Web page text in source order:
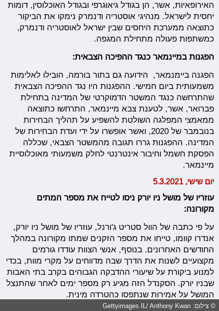
האירופאיות, אשר, הן בגודל גיאוגרפי ובגודל האוכלוסין, דומות
יחסית לישראל. מנהיגי אוסטריה ודנמרק נימקו את הביקור
כתוצאה ממערכת היחסים שבין ישראל לאוסטריה ודנמרק,
כמשתפות פעולה מתחילת המגפה.
הפגנות במיינמאר כנגד ההפיכה הצבאית:
הפגנה ביימנמאר, הידועה גם בתור בורמה, הובילו לאלימות
משמעותית ביום חמישי. ההפגנות היו נגד ההפיכה הצבאית
שהתרחשה כנגד המשטר הדמוקרטי של המדינה בתחילת
פברואר, אשר, לטענת צבא מיינמאר, התרחשו כתוצאה
ממאמצי המפלגה השולטת להשפיע על תהליך הבחירות
בנובמבר של 2020, ואשר אופשרו על ידי ועדת הבחירות של
המדינה. ההפגנות גררו תגובה מהמשטר הצבאי, שכללה
הפסקת חשמל וחיבור אינטרנטי לחלק משמעותי מאוכלוסיית
מיינמאר.
יום שישי, 5.3.2021
עוזריו של מושל ניו יורק ניסו לטייח את מספר המתים
מקורונה:
על פי כתבה של הוול סטריט ג'ורנל, עוזריו של מושל ניו יורק,
אנדרו קוומו, טייחו את מספר הזקנים שמתו מקורונה במהלך
החודשים האחרונים. בנוסף, אנשי הצוות עודדו גורמים
מקצועיים לשנות את הדרך שבה מדווחים על מקרי מוות, בכדי
למנוע ביקורת על שיעורי ההדבקה הגבוהים בקרב בתי האבות
שבניו יורק. הסקנדל הזה מגיע רק מספר ימים לאחר שהתנצל
המושל על אמירות שנתפסו כהטרדה מינית.
© צילום: Gettyimages.IL/ Anthony Kwan